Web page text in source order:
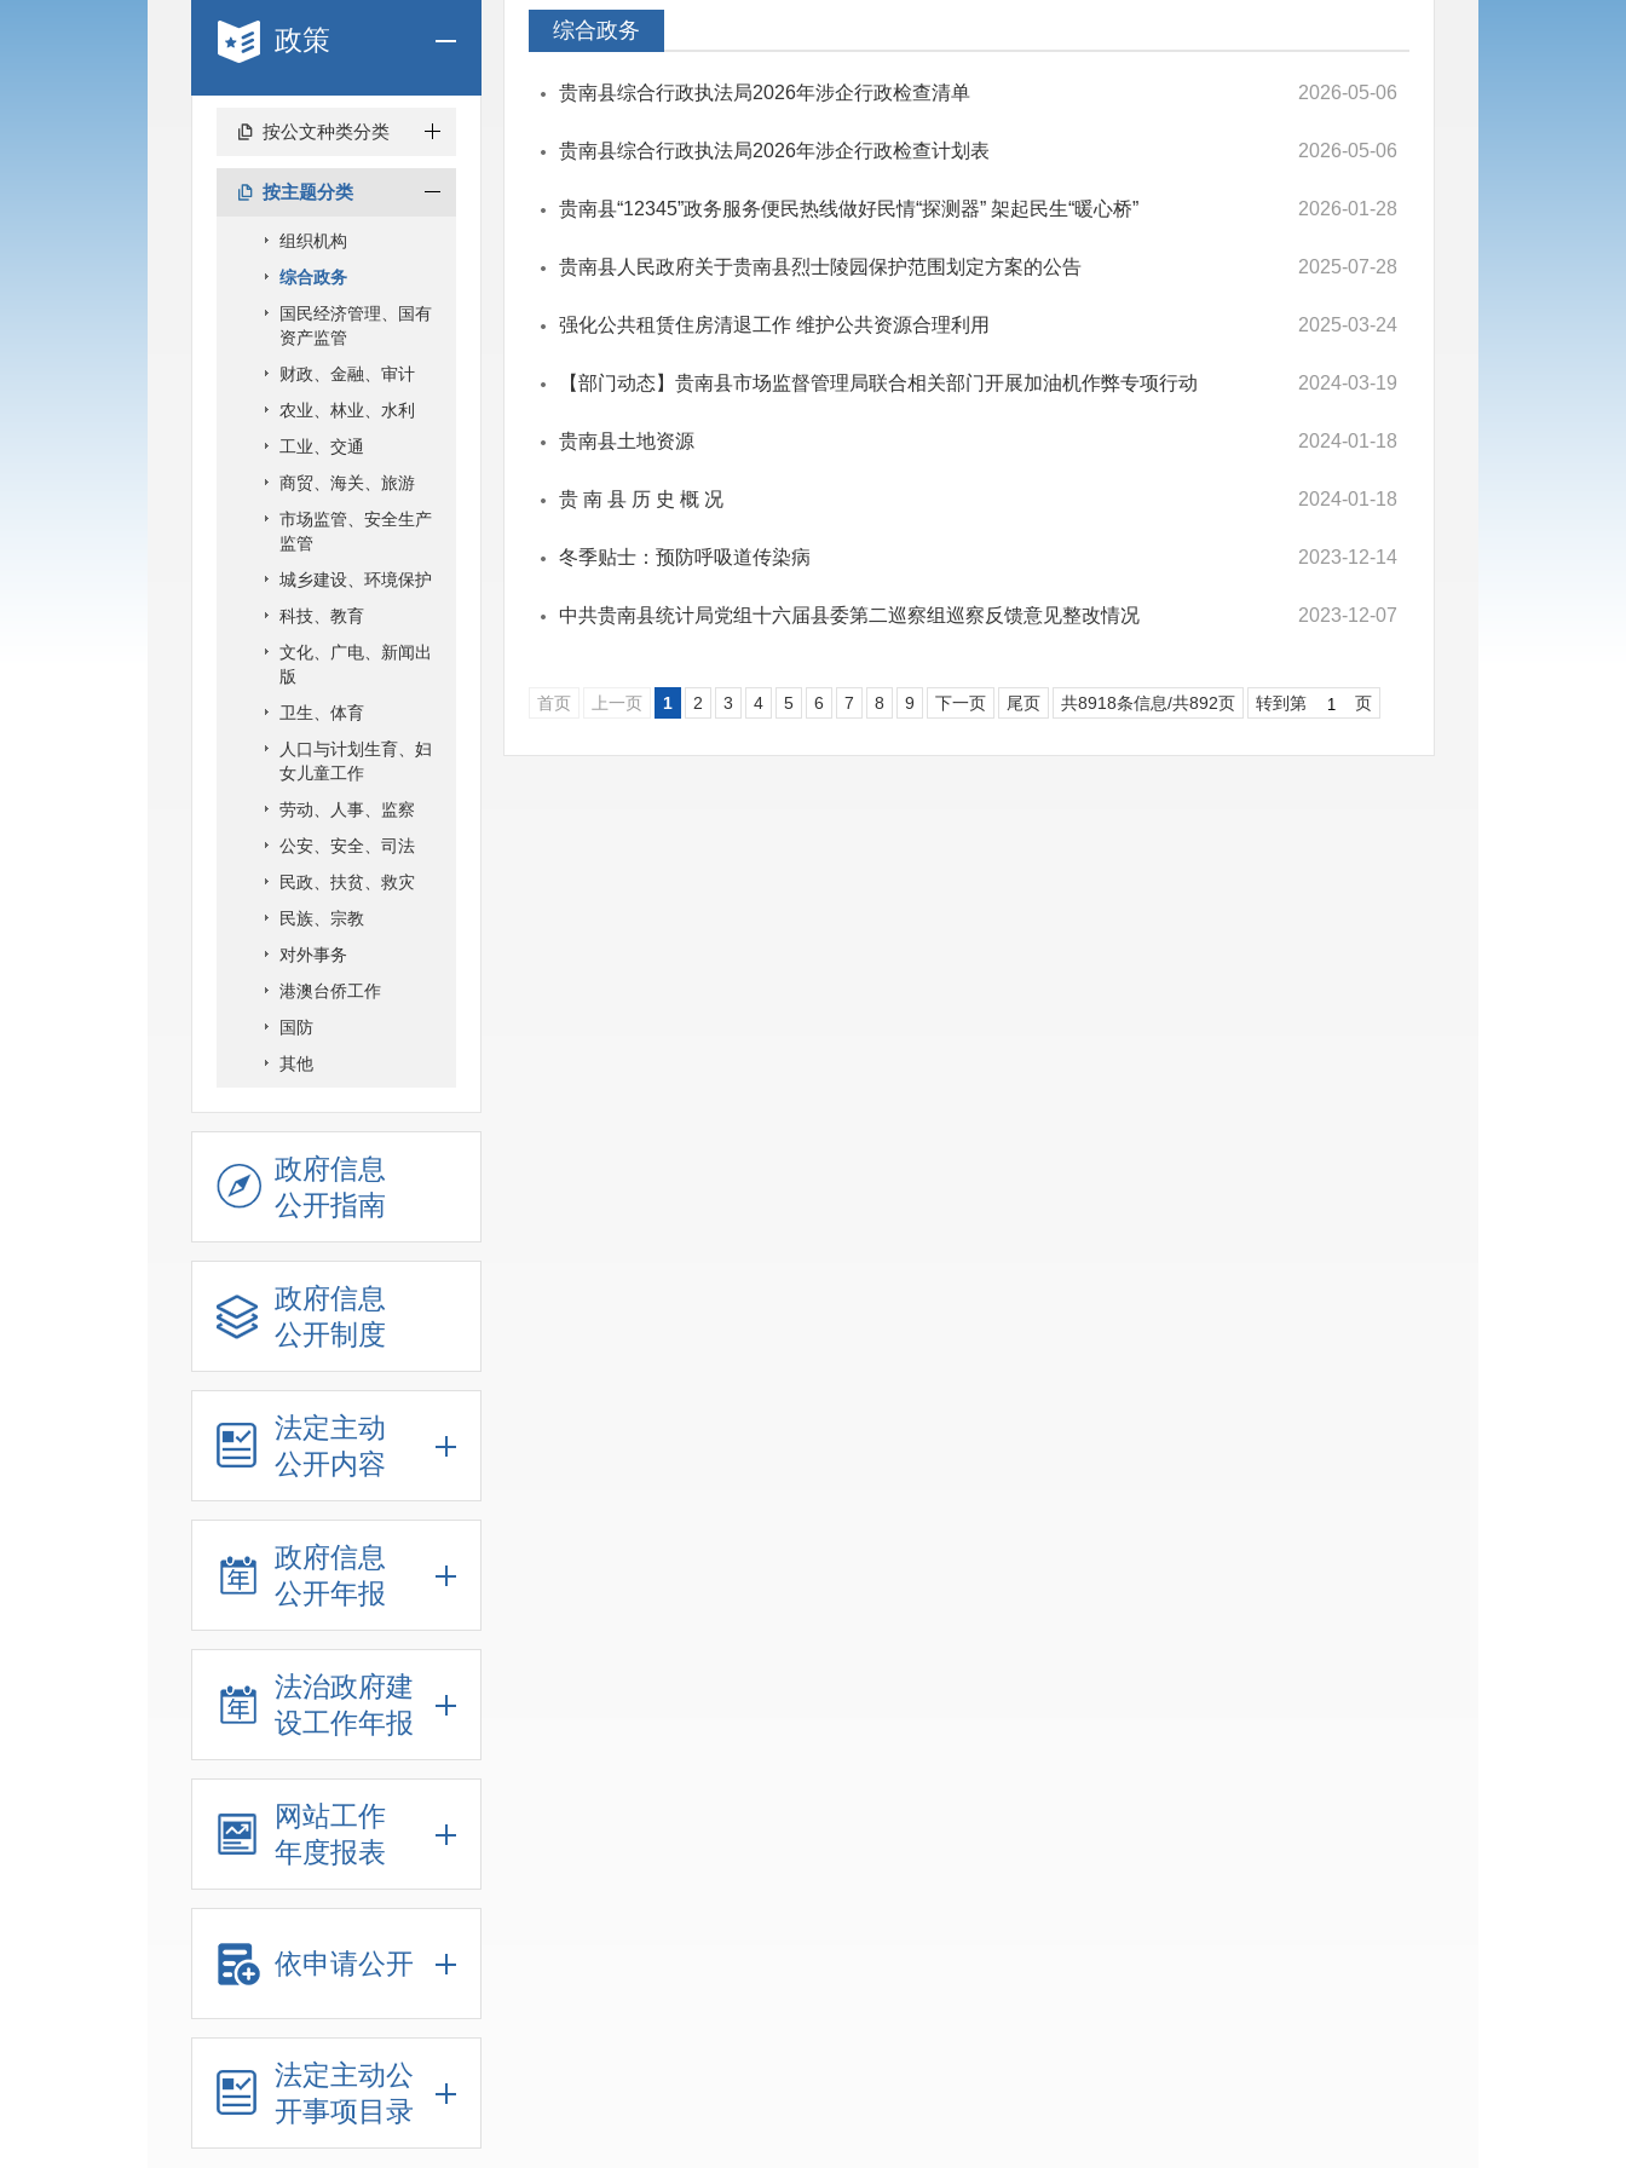
政策
按公文种类分类
按主题分类
组织机构
综合政务
国民经济管理、国有
资产监管
财政、金融、审计
农业、林业、水利
工业、交通
商贸、海关、旅游
市场监管、安全生产
监管
城乡建设、环境保护
科技、教育
文化、广电、新闻出
版
卫生、体育
人口与计划生育、妇
女儿童工作
劳动、人事、监察
公安、安全、司法
民政、扶贫、救灾
民族、宗教
对外事务
港澳台侨工作
国防
其他
政府信息
公开指南
政府信息
公开制度
法定主动
公开内容
政府信息
公开年报
法治政府建
设工作年报
网站工作
年度报表
依申请公开
法定主动公
开事项目录
综合政务
2026-05-06
贵南县综合行政执法局2026年涉企行政检查清单
2026-05-06
贵南县综合行政执法局2026年涉企行政检查计划表
2026-01-28
贵南县“12345”政务服务便民热线做好民情“探测器” 架起民生“暖心桥”
2025-07-28
贵南县人民政府关于贵南县烈士陵园保护范围划定方案的公告
2025-03-24
强化公共租赁住房清退工作 维护公共资源合理利用
2024-03-19
【部门动态】贵南县市场监督管理局联合相关部门开展加油机作弊专项行动
2024-01-18
贵南县土地资源
2024-01-18
贵 南 县 历 史 概 况
2023-12-14
冬季贴士：预防呼吸道传染病
2023-12-07
中共贵南县统计局党组十六届县委第二巡察组巡察反馈意见整改情况
首页 上一页 1 2 3 4 5 6 7 8 9 下一页 尾页 共8918条信息/共892页 转到第 页